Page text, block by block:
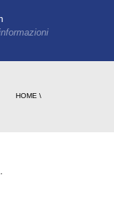
HOME \